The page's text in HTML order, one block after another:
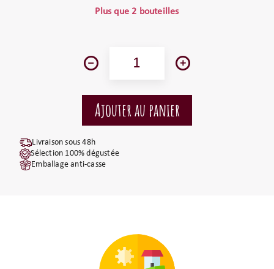
Plus que 2 bouteilles
Livraison sous 48h
Sélection 100% dégustée
Emballage anti-casse